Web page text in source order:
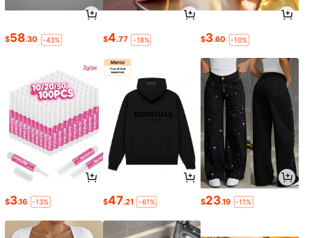
$58.30 -43% $4.77 -18% $3.60 -10%
$3.16 -13% $47.21 -61% $23.19 -11%